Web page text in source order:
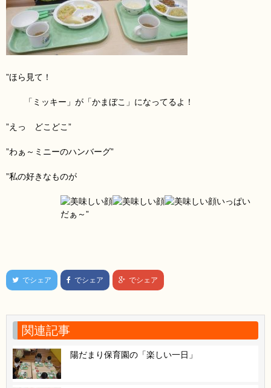
”ほら見て！
「ミッキー」が「かまぼこ」になってるよ！
”えっ どこ どこ”
”わぁ～ ミニーのハンバーグ”
”私の好きなものが
いっぱい
だぁ～”
でシェア でシェア でシェア
関連記事
陽だまり保育園の「楽しい一日」